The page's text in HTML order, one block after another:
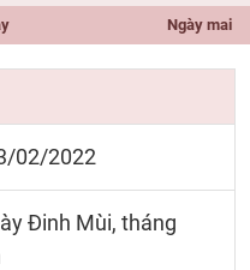
Ngày mai
02/2022
Đinh Mùi, tháng